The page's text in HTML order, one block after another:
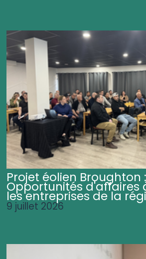
Projet éolien Broughton :
Opportunités d'affaires
les entreprises de la
9 juillet 2026